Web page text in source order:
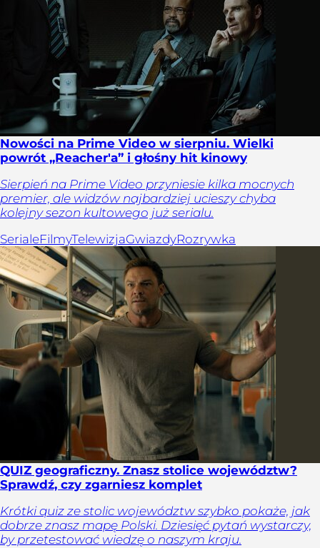
Nowości na Prime Video w sierpniu. Wielki
powrót „Reacher'a” i głośny hit kinowy
Sierpień na Prime Video przyniesie kilka mocnych
premier, ale widzów najbardziej ucieszy chyba
kolejny sezon kultowego już serialu.
SerialeFilmyTelewizjaGwiazdyRozrywka
QUIZ geograficzny. Znasz stolice województw?
Sprawdź, czy zgarniesz komplet
Krótki quiz ze stolic województw szybko pokaże, jak
dobrze znasz mapę Polski. Dziesięć pytań wystarczy,
by przetestować wiedzę o naszym kraju.